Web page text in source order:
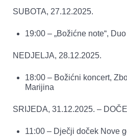
SUBOTA, 27.12.2025.
19:00 – „Božićne note“,
NEDJELJA, 28.12.2025.
18:00 – Božićni koncert,
Marijina
SRIJEDA, 31.12.2025. –
11:00 – Dječji doček Nove